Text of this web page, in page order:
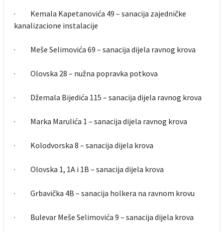
· Kemala Kapetanovića 49 – sanacija zajedničke
kanalizacione instalacije
· Meše Selimovića 69 – sanacija dijela ravnog krova
· Olovska 28 – nužna popravka potkova
· Džemala Bijedića 115 – sanacija dijela ravnog krova
· Marka Marulića 1 – sanacija dijela ravnog krova
· Kolodvorska 8 – sanacija dijela krova
· Olovska 1, 1A i 1B – sanacija dijela krova
· Grbavička 4B – sanacija holkera na ravnom krovu
· Bulevar Meše Selimovića 9 – sanacija dijela krova